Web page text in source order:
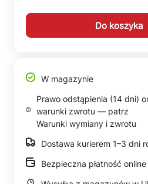
Do koszyka
W magazynie
Prawo odstąpienia (14 dni)
warunki zwrotu — patrz
Warunki wymiany i zwrotu
Dostawa kurierem 1–3 dni
Bezpieczna płatność online